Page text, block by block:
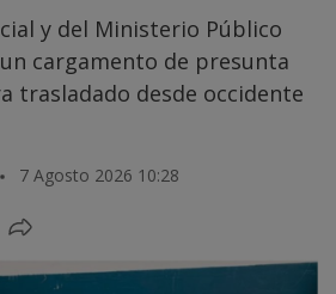
y del Ministerio Público
cargamento de presunta
trasladado desde occidente
7 Agosto 2026 10:28